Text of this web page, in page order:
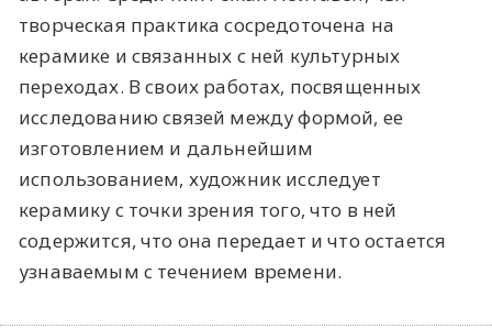
творческая практика сосредоточена на
керамике и связанных с ней культурных
переходах. В своих работах, посвященных
исследованию связей между формой, ее
изготовлением и дальнейшим
использованием, художник исследует
керамику с точки зрения того, что в ней
содержится, что она передает и что остается
узнаваемым с течением времени.